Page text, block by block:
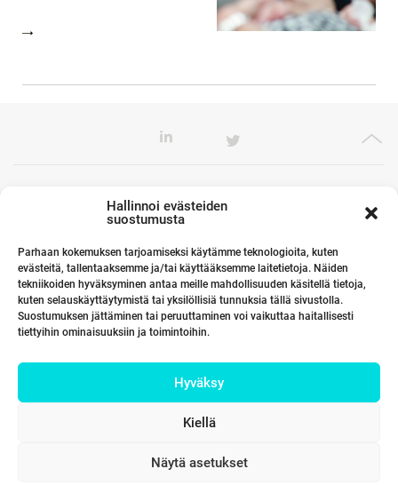
Hallinnoi evästeiden
suostumusta
Parhaan kokemuksen tarjoamiseksi käytämme teknologioita, kuten
evästeitä, tallentaaksemme ja/tai käyttääksemme laitetietoja. Näiden
tekniikoiden hyväksyminen antaa meille mahdollisuuden käsitellä tietoja,
kuten selauskäyttäytymistä tai yksilöllisiä tunnuksia tällä sivustolla.
Suostumuksen jättäminen tai peruuttaminen voi vaikuttaa haitallisesti
tiettyihin ominaisuuksiin ja toimintoihin.
Hyväksy
Kiellä
Näytä asetukset
Toimistomme Euroopassa
Kumppanimme maailmalla